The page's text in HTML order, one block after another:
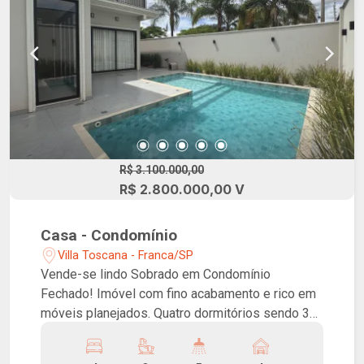
energia fotovoltaica e ar-condicionado, além de
garagem para quatro veículos (duas vagas
cobertas), despensa ampla, lavanderia, depósito
e móveis planejados já instalados na sala,
cozinha e banheiros. Condomínio de alto padrão,
portaria com segurança 24 horas, lazer completo,
playground, quadra de tênis, redário, quadra
poliesportiva, pista de skate, pista de caminhada,
salão de festa para 300 pessoas e lindo
R$ 3.100.000,00
R$ 2.800.000,00 V
Casa - Condomínio
Villa Toscana - Franca/SP
Vende-se lindo Sobrado em Condomínio
Fechado! Imóvel com fino acabamento e rico em
móveis planejados. Quatro dormitórios sendo 3
cozinha, despensa, área gourmet, piscina,